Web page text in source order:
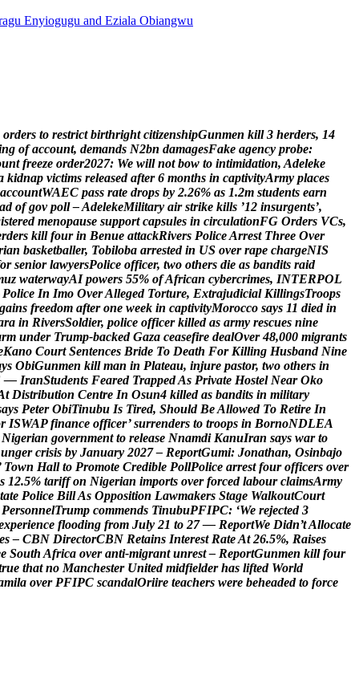
Enyiogugu and Eziala Obiangwu
orders to restrict birthright citizenshipGunmen kill 3 herders, 14
ng of account, demands N2bn damagesFake agency probe:
unt freeze order2027: We will not bow to intimidation, Adeleke
kidnap victims released after 6 months in captivityArmy places
accountWAEC pass rate drops by 2.26% as 1.2m students earn
ad of gov poll –AdelekeMilitary air strike kills ’12 insurgents’,
istered menopause support capsules in circulationFG Orders VCs,
rders kill four in Benue attackRivers PoliceArrest Three Over
ian basketballer, Tobiloba arrested in US over rape chargeNIS
or senior lawyersPolice officer, two others die as bandits raid
uz waterwayAI powers 55% ofAfrican cybercrimes, INTERPOL
Police In Imo OverAlleged Torture, Extrajudicial KillingsTroops
gains freedom after one week in captivityMorocco says 11 died in
ra in RiversSoldier, police officer killed as army rescues nine
rm under Trump-backed Gaza ceasefire dealOver 48,000 migrants
Kano Court Sentences Bride To Death For Killing Husband Nine
ys ObiGunmen kill man in Plateau, injure pastor, two others in
— IranStudents Feared TrappedAs Private Hostel Near Oko
t Distribution Centre In Osun4 killed as bandits in military
ays Peter ObiTinubu Is Tired, Should BeAllowed To Retire In
r ISWAP finance officer’ surrenders to troops in BornoNDLEA
Nigerian government to release Nnamdi KanuIran says war to
unger crisis by January 2027 – ReportGumi: Jonathan, Osinbajo
Town Hall to Promote Credible PollPolice arrest four officers over
s 12.5% tariff on Nigerian imports over forced labour claimsArmy
tate Police BillAs Opposition Lawmakers Stage WalkoutCourt
PersonnelTrump commends TinubuPFIPC: ‘We rejected 3
xperience flooding from July 21 to 27 — ReportWe Didn’tAllocate
es – CBN DirectorCBN Retains Interest RateAt 26.5%, Raises
e South Africa over anti-migrant unrest – ReportGunmen kill four
rue that no Manchester United midfielder has lifted World
mila over PFIPC scandalOriire teachers were beheaded to force